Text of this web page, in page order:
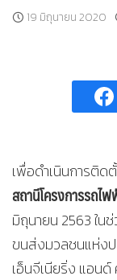
19 มิถุนายน 2020
เพื่อดำเนินการติด
สถานีโครงการรถไ
มิถุนายน 2563 ใน
ขนส่งมวลชนแห่งป
เอ็นจีเนียริ่ง แอน